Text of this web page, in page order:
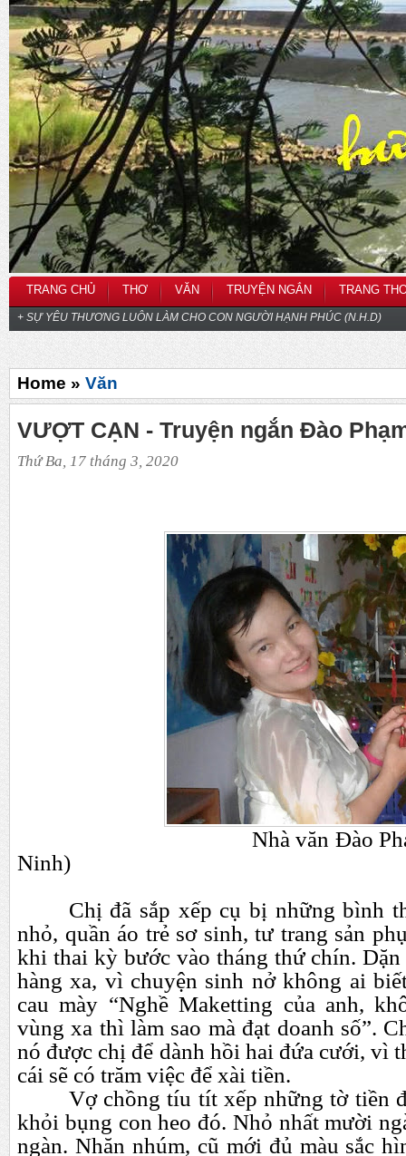
TRANG CHỦ THƠ VĂN TRUYỆN NGẮN TRANG
+ SỰ YÊU THƯƠNG LUÔN LÀM CHO CON NGƯỜI HẠNH PHÚC (N.H.D)
Home » Văn
VƯỢT CẠN - Truyện ngắn Đào
Thứ Ba, 17 tháng 3, 2020
Nhà văn Đào Phạm
Ninh)
Chị đã sắp xếp cụ bị những bình
nhỏ, quần áo trẻ sơ sinh, tư trang sản
khi thai kỳ bước vào tháng thứ chín.
hàng xa, vì chuyện sinh nở không ai
cau mày “Nghề Maketting của anh,
vùng xa thì làm sao mà đạt doanh số”.
nó được chị để dành hồi hai đứa cưới, vì
cái sẽ có trăm việc để xài tiền.
Vợ chồng tíu tít xếp những tờ tiền
khỏi bụng con heo đó. Nhỏ nhất mười
ngàn. Nhăn nhúm, cũ mới đủ màu sắc